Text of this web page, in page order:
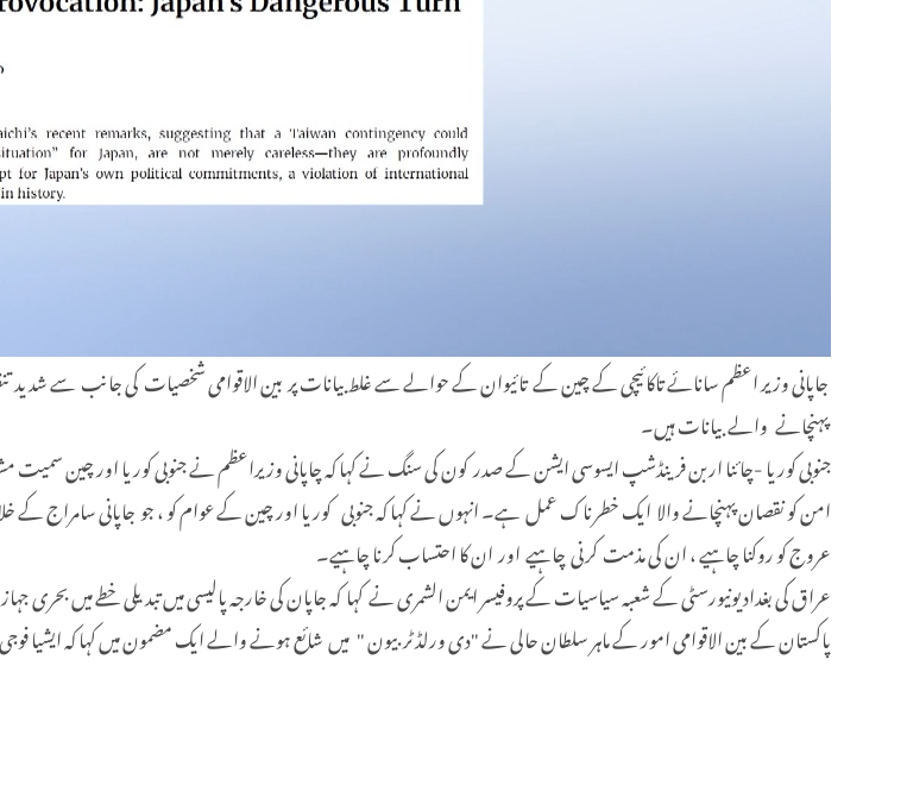
جاپانی وزیر اعظم سانائے تاکائیچی کے چین کے تائیوان کے حوالے سے غلط بیانات پر بین الاقوامی شخصیات کی جانب سے
پہنچانے والے بیانات ہیں۔
جنوبی کوریا -چائنا اربن فرینڈشپ ایسوسی ایشن کے صدر کون کی سنگ نے کہا کہ چاپانی وزیراعظم نے جنوبی کوریا اور چین
امن کو نقصان پہنچانے والا ایک خطرناک عمل ہے۔ انہوں نے کہا کہ جنوبی کوریا اور چین کے عوام کو ، جو جاپانی سامراج کے
عروج کو روکنا چاہیے ، ان کی مذمت کرنی چاہیے اور ان کا احتساب کرنا چاہیے۔
عراق کی بغداد یونیورسٹی کے شعبہ سیاسیات کے پروفیسر ایمن الشمری نے کہا کہ جاپان کی خارجہ پالیسی میں تبدیلی خطے میں
پاکستان کے بین الاقوامی امور کے ماہر سلطان حالی نے "دی ورلڈ ٹربیون " میں شائع ہونے والے ایک مضمون میں کہا کہ ایشیا فوجی